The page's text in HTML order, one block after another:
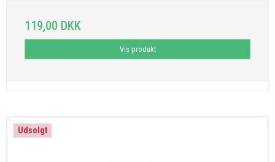
119,00 DKK
Vis produkt
Udsolgt